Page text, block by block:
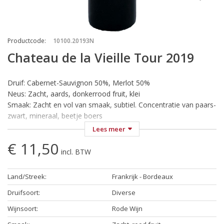
Productcode: 10100.20193N
Chateau de la Vieille Tour 2019
Druif: Cabernet-Sauvignon 50%, Merlot 50%
Neus: Zacht, aards, donkerrood fruit, klei
Smaak: Zacht en vol van smaak, subtiel. Concentratie van paars-
zwart, mineraal, beetje boers
Wijn-Spijs: Een betere wijn voor gebraden vlees en
wildgerechten en is natuurlijk ook niet te versmaden bij een
kaasplankje
Temperatuur: Serveren bij 18-20 °C
Château de la Vieille Tour Rouge
Bordeaux Supérieur
In het grootste en een van de mooiste wijndistricten van
Lees meer
€ 11,50 incl. BTW
Land/Streek:
Frankrijk - Bordeaux
Druifsoort:
Diverse
Wijnsoort:
Rode Wijn